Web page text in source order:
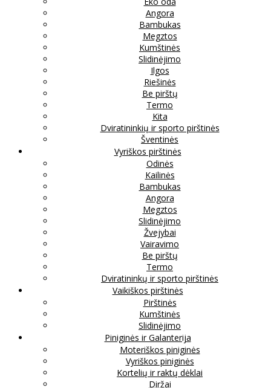
Angora
Bambukas
Megztos
Kumštinės
Slidinėjimo
Ilgos
Riešinės
Be pirštų
Termo
Kita
Dviratininkių ir sporto pirštinės
Šventinės
Vyriškos pirštinės
Odinės
Kailinės
Bambukas
Angora
Megztos
Slidinėjimo
Žvejybai
Vairavimo
Be pirštų
Termo
Dviratininkų ir sporto pirštinės
Vaikiškos pirštinės
Pirštinės
Kumštinės
Slidinėjimo
Piniginės ir Galanterija
Moteriškos piniginės
Vyriškos piniginės
Kortelių ir raktų dėklai
Diržai